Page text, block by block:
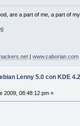
are a part of me, a part of
| www.caborian.com|
Lenny 5.0 con KDE
2009, 08:48:12 pm »